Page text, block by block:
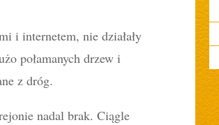
i internetem, nie działały
połamanych drzew i
z dróg.
nadal brak. Ciągle